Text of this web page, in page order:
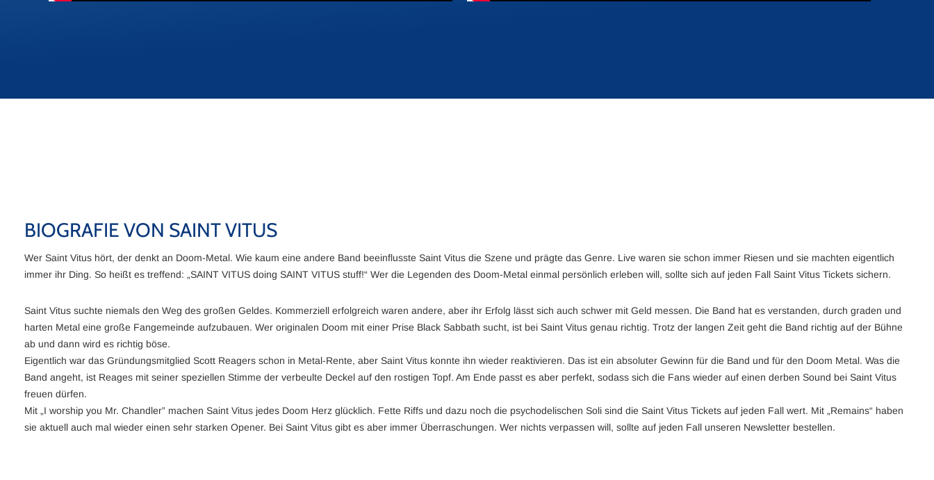
BIOGRAFIE VON SAINT VITUS
Wer Saint Vitus hört, der denkt an Doom-Metal. Wie kaum eine andere Band beeinflusste Saint Vitus die Szene und prägte das Genre. Live waren sie schon immer Riesen und sie machten eigentlich
immer ihr Ding. So heißt es treffend: „SAINT VITUS doing SAINT VITUS stuff!“ Wer die Legenden des Doom-Metal einmal persönlich erleben will, sollte sich auf jeden Fall Saint Vitus Tickets sichern.
Saint Vitus suchte niemals den Weg des großen Geldes. Kommerziell erfolgreich waren andere, aber ihr Erfolg lässt sich auch schwer mit Geld messen. Die Band hat es verstanden, durch graden und
harten Metal eine große Fangemeinde aufzubauen. Wer originalen Doom mit einer Prise Black Sabbath sucht, ist bei Saint Vitus genau richtig. Trotz der langen Zeit geht die Band richtig auf der Bühne
ab und dann wird es richtig böse.
Eigentlich war das Gründungsmitglied Scott Reagers schon in Metal-Rente, aber Saint Vitus konnte ihn wieder reaktivieren. Das ist ein absoluter Gewinn für die Band und für den Doom Metal. Was die
Band angeht, ist Reages mit seiner speziellen Stimme der verbeulte Deckel auf den rostigen Topf. Am Ende passt es aber perfekt, sodass sich die Fans wieder auf einen derben Sound bei Saint Vitus
freuen dürfen.
Mit „I worship you Mr. Chandler” machen Saint Vitus jedes Doom Herz glücklich. Fette Riffs und dazu noch die psychodelischen Soli sind die Saint Vitus Tickets auf jeden Fall wert. Mit „Remains“ haben
sie aktuell auch mal wieder einen sehr starken Opener. Bei Saint Vitus gibt es aber immer Überraschungen. Wer nichts verpassen will, sollte auf jeden Fall unseren Newsletter bestellen.